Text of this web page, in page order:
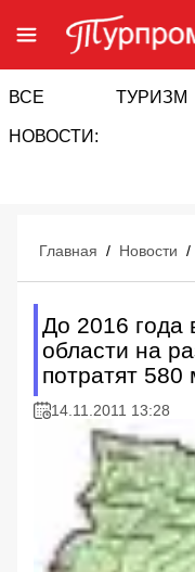
ВСЕ
НОВОСТИ:
ТУРИЗМ
Главная / Новости /
До 2016 года
области на
потратят 580
14.11.2011 13:28